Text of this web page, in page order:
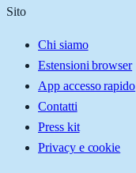
Sito
Chi siamo
Estensioni browser
App accesso rapido
Contatti
Press kit
Privacy e cookie